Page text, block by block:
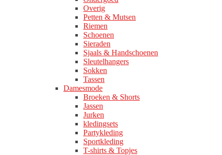
Overig
Petten & Mutsen
Riemen
Schoenen
Sieraden
Sjaals & Handschoenen
Sleutelhangers
Sokken
Tassen
Damesmode
Broeken & Shorts
Jassen
Jurken
kledingsets
Partykleding
Sportkleding
T-shirts & Topjes